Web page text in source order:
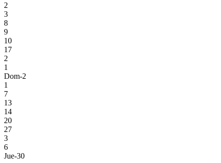
2
3
8
9
10
17
2
1
Dom-2
1
7
13
14
20
27
3
6
Jue-30